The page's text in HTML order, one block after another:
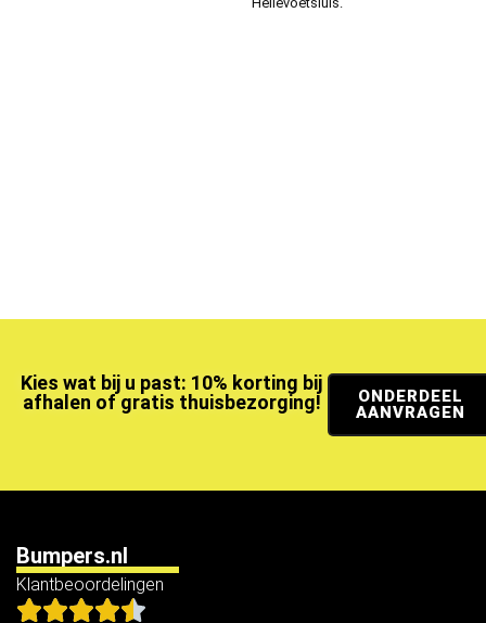
Kies wat bij u past: 10% korting bij
afhalen of gratis thuisbezorging!
ONDERDEEL
AANVRAGEN
Bumpers.nl
Klantbeoordelingen